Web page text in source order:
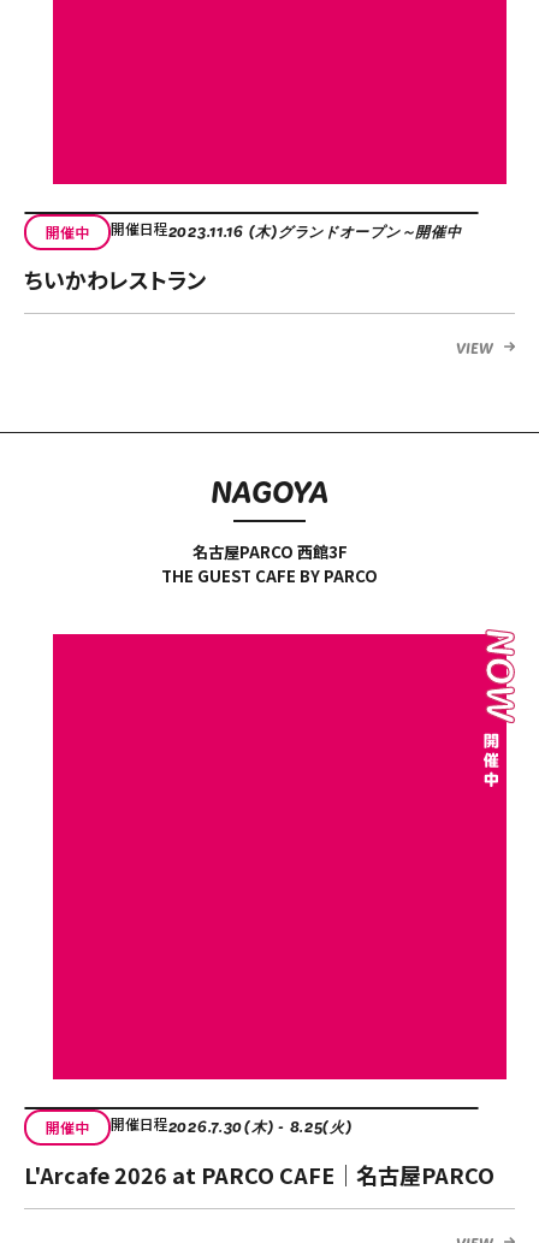
開催中 開催日程2023.11.16 (木)グランドオープン～開催中
ちいかわレストラン
VIEW
NAGOYA
名古屋PARCO 西館3F
THE GUEST CAFE BY PARCO
開催中 開催日程2026.7.30(木) - 8.25(火)
L'Arcafe 2026 at PARCO CAFE｜名古屋PARCO